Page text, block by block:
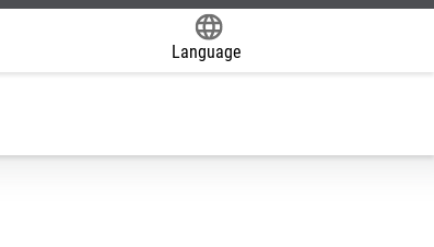
Language